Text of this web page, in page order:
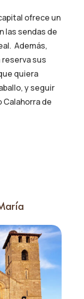
ofrece un
las sendas de
Además,
reserva sus
quiera
y seguir
Calahorra de